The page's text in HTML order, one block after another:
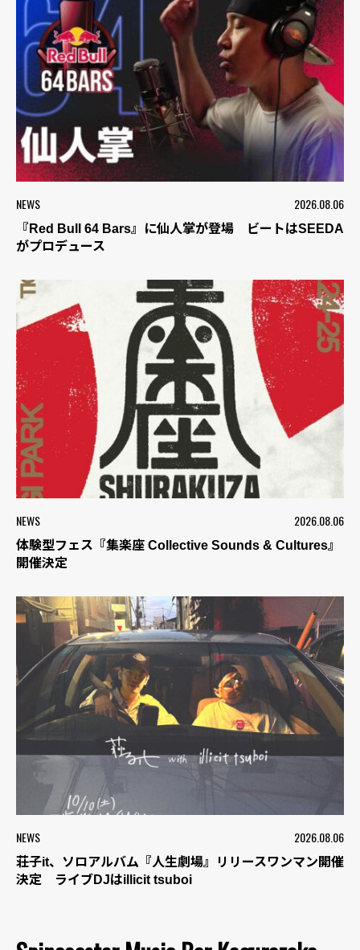
NEWS 2026.08.06
『Red Bull 64 Bars』に仙人掌が登場 ビートはSEEDA
がプロデュース
NEWS 2026.08.06
体験型フェス『集楽座 Collective Sounds & Cultures』
開催決定
NEWS 2026.08.06
荘子it、ソロアルバム『人生劇場』リリースワンマン開催
決定 ライブDJはillicit tsuboi